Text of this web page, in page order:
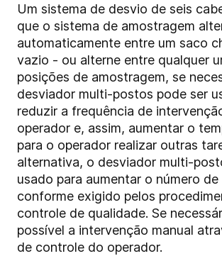
Um sistema de desvio de seis
que o sistema de amostragem
automaticamente entre um saco
vazio - ou alterne entre qualquer
posições de amostragem, se
desviador multi-postos pode ser
reduzir a frequência de
operador e, assim, aumentar o
para o operador realizar outras
alternativa, o desviador multi-
usado para aumentar o número
conforme exigido pelos
controle de qualidade. Se
possível a intervenção manual
de controle do operador.